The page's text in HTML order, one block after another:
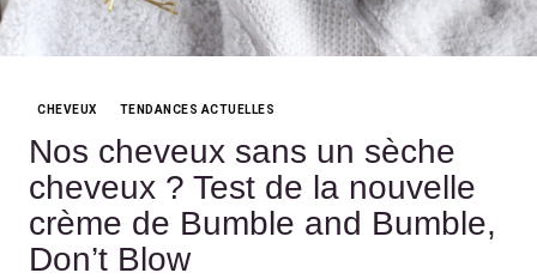
CHEVEUX TENDANCES ACTUELLES
Nos cheveux sans un sèche
cheveux ? Test de la nouvelle
crème de Bumble and Bumble,
Don’t Blow